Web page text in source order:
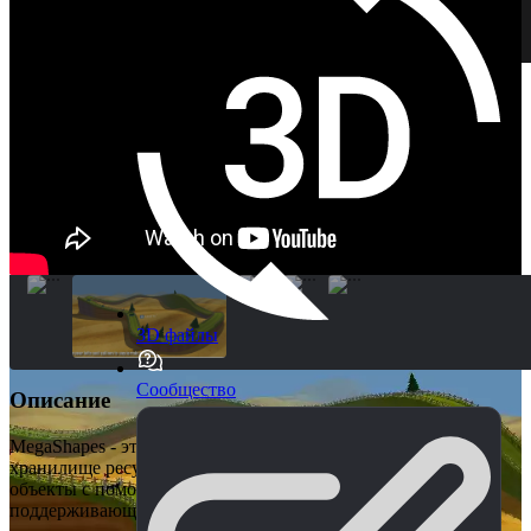
3D файлы
Сообщество
Описание
MegaShapes - это самая продвинутая сплайновая система в
хранилище ресурсов, позволяющая создавать сложные
объекты с помощью опций на основе слоев, а также
поддерживающая импорт сплайнов из Max, Maya и Blender.